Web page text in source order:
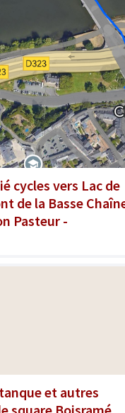
cycles vers Lac de
de la Basse
Pasteur -
et autres